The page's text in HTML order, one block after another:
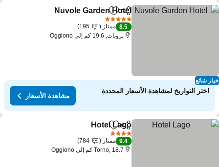
شائع
مشاركةAdd to favorites
Nuvole Garden Hotel
8.5 ممتاز
195
برونات, 19.6 كم إلى Oggiono
اختر التواريخ لمشاهدة الأسعار المحددة
مشاهدة الأسعار
مشاركةAdd to favorites
Hotel Lago
9.4 ممتاز
784
Torno, 18.7 كم إلى Oggiono